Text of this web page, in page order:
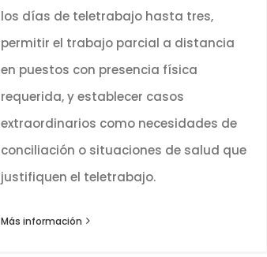
los días de teletrabajo hasta tres,
permitir el trabajo parcial a distancia
en puestos con presencia física
requerida, y establecer casos
extraordinarios como necesidades de
conciliación o situaciones de salud que
justifiquen el teletrabajo.
Más información